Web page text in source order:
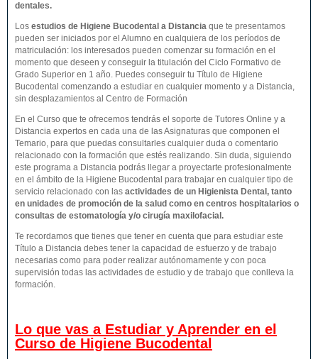
dentales.
Los estudios de Higiene Bucodental a Distancia que te presentamos
pueden ser iniciados por el Alumno en cualquiera de los períodos de
matriculación: los interesados pueden comenzar su formación en el
momento que deseen y conseguir la titulación del Ciclo Formativo de
Grado Superior en 1 año. Puedes conseguir tu Título de Higiene
Bucodental comenzando a estudiar en cualquier momento y a Distancia,
sin desplazamientos al Centro de Formación
En el Curso que te ofrecemos tendrás el soporte de Tutores Online y a
Distancia expertos en cada una de las Asignaturas que componen el
Temario, para que puedas consultarles cualquier duda o comentario
relacionado con la formación que estés realizando. Sin duda, siguiendo
este programa a Distancia podrás llegar a proyectarte profesionalmente
en el ámbito de la Higiene Bucodental para trabajar en cualquier tipo de
servicio relacionado con las actividades de un Higienista Dental, tanto
en unidades de promoción de la salud como en centros hospitalarios o
consultas de estomatología y/o cirugía maxilofacial.
Te recordamos que tienes que tener en cuenta que para estudiar este
Título a Distancia debes tener la capacidad de esfuerzo y de trabajo
necesarias como para poder realizar autónomamente y con poca
supervisión todas las actividades de estudio y de trabajo que conlleva la
formación.
Lo que vas a Estudiar y Aprender en el
Curso de Higiene Bucodental